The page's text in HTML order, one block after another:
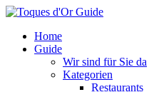
Home
Guide
Wir sind für Sie da
Kategorien
Restaurants